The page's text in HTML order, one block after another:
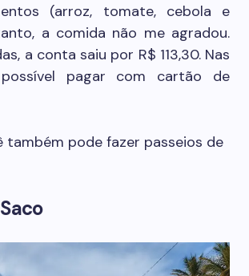
(arroz, tomate, cebola e
a comida não me agradou.
a conta saiu por R$ 113,30. Nas
pagar com cartão de
também pode fazer passeios de